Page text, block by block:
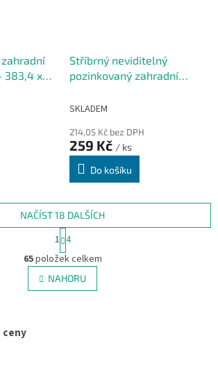
383,4 x
Stříbrný neviditelný
pozinkovaný zahradní
tloušťka 0,7 mm
SKLADEM
214,05 Kč bez DPH
259 Kč / ks
Do košíku
O
v
l
á
NAČÍST 18 DALŠÍCH
S
t
r
á
n
k
1 4
65položek celkem
NAHORU
ceny